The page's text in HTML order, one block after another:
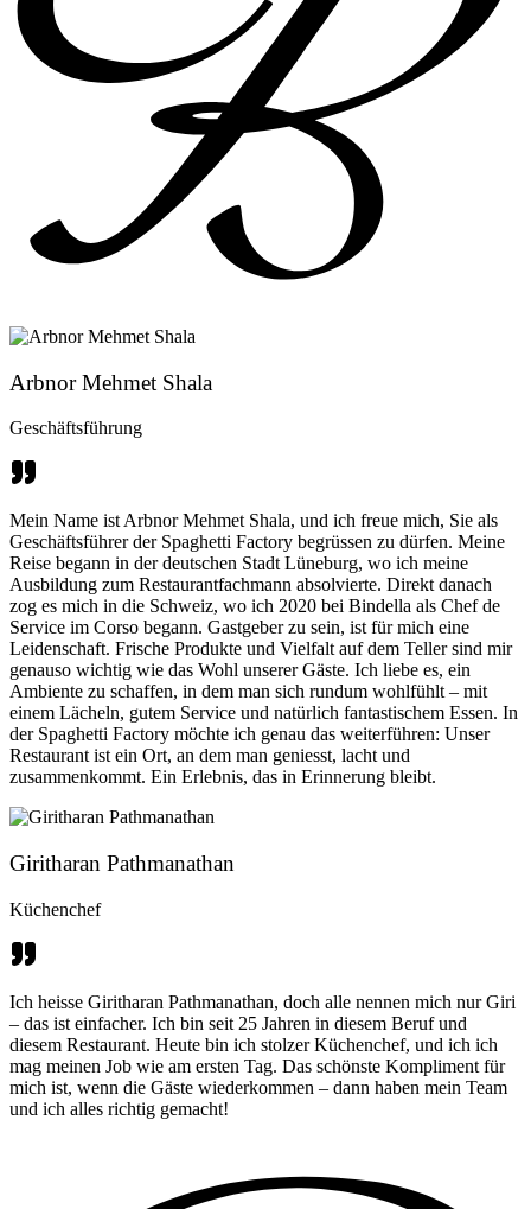
Arbnor Mehmet Shala
Geschäftsführung
Mein Name ist Arbnor Mehmet Shala, und ich freue mich, Sie als
Geschäftsführer der Spaghetti Factory begrüssen zu dürfen. Meine
Reise begann in der deutschen Stadt Lüneburg, wo ich meine
Ausbildung zum Restaurantfachmann absolvierte. Direkt danach
zog es mich in die Schweiz, wo ich 2020 bei Bindella als Chef de
Service im Corso begann. Gastgeber zu sein, ist für mich eine
Leidenschaft. Frische Produkte und Vielfalt auf dem Teller sind mir
genauso wichtig wie das Wohl unserer Gäste. Ich liebe es, ein
Ambiente zu schaffen, in dem man sich rundum wohlfühlt – mit
einem Lächeln, gutem Service und natürlich fantastischem Essen. In
der Spaghetti Factory möchte ich genau das weiterführen: Unser
Restaurant ist ein Ort, an dem man geniesst, lacht und
zusammenkommt. Ein Erlebnis, das in Erinnerung bleibt.
Giritharan Pathmanathan
Küchenchef
Ich heisse Giritharan Pathmanathan, doch alle nennen mich nur Giri
– das ist einfacher. Ich bin seit 25 Jahren in diesem Beruf und
diesem Restaurant. Heute bin ich stolzer Küchenchef, und ich ich
mag meinen Job wie am ersten Tag. Das schönste Kompliment für
mich ist, wenn die Gäste wiederkommen – dann haben mein Team
und ich alles richtig gemacht!